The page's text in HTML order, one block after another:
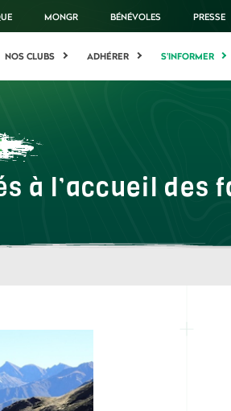
MONGR BÉNÉVOLES PRESSE
NOS CLUBS ADHÉRER S'INFORMER
à l’accueil des